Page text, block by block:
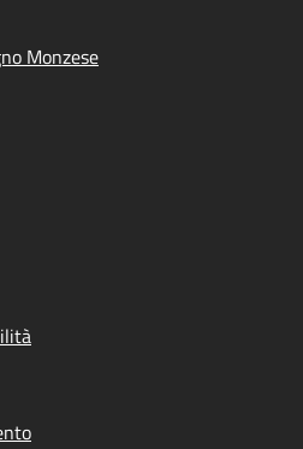
Monzese